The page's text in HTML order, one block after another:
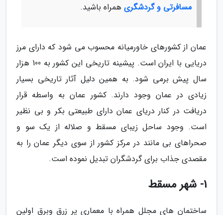
مسافرتی و گردشگری همراه باشید.
عمان از کشورهای خاورمیانه محسوب می شود که دارای مرز
دریایی با ایران است. پیشینه تاریخی این کشور به 100 هزار
سال پیش برمی شود. به همین دلیل آثار تاریخی بسیار
زیادی در عمان وجود دارند. کشور عمان به واسطه قرار
دریافت در کنار دریای عمان دارای طبیعتی بکر و بی نظیر
است. وجود ساحل زیبای مسقط و صلاله از یک سو و
صحراهای بی مانند در مرکز کشور از سوی دیگر عمان را به
مقصدی جذاب برای گردشگران تبدیل نموده است.
1- شهر مسقط
ساختمان های مجلل همراه با معماری پر زرق وبرق اولین